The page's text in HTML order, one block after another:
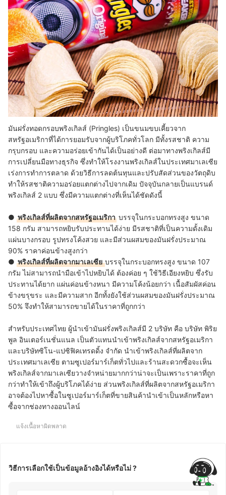
มันฝรั่งทอดกรอบพริงเกิลส์ (Pringles) เป็นขนมขบเคี้ยวจาก
สหรัฐอเมริกาที่ได้การยอมรับจากผู้บริโภคทั่วโลก มีทั้งรสชาติ ความ
กรุบกรอบ และความอร่อยเข้ากันได้เป็นอย่างดี ต่อมาทางพริงเกิลส์มี
การเปลี่ยนมือทางธุรกิจ ซึ่งทำให้โรงงานพริงเกิลส์ในประเทศมาเลเซีย
เร่งการทำการตลาด ด้วยวิธีการลดต้นทุนและปรับสัดส่วนของวัตถุดิบ
ทำให้รสชาติความอร่อยแตกต่างไปจากเดิม ปัจจุบันกลายเป็นแบรนด์
พริงเกิลส์ 2 แบบ ซึ่งมีความแตกต่างที่เห็นได้ชัดดังนี้
● พริงเกิลส์ที่ผลิตจากสหรัฐอเมริกา บรรจุในกระบอกทรงสูง ขนาด
158 กรัม สามารถหยิบรับประทานได้ง่าย มีรสชาติที่เป็นความดั้งเดิม
แผ่นบางกรอบ รูปทรงโค้งสวย และมีส่วนผสมของมันฝรั่งประมาณ
90% ราคาค่อนข้างสูงกว่า
● พริงเกิลส์ที่ผลิตจากมาเลเซียบรรจุในกระบอกทรงสูง ขนาด 107
กรัม ไม่สามารถนำมือเข้าไปหยิบได้ ต้องค่อย ๆ ใช้วิธีเอียงหยิบ ซึ่งรับ
ประทานได้ยาก แผ่นค่อนข้างหนา มีความโค้งน้อยกว่า เนื้อสัมผัสค่อน
ข้างขรุขระ และมีความสาก อีกทั้งยังใช้ส่วนผสมของมันฝรั่งประมาณ
50% จึงทำให้สามารถขายได้ในราคาที่ถูกกว่า
สำหรับประเทศไทย ผู้นำเข้ามันฝรั่งพริงเกิลส์มี 2 บริษัท คือ บริษัท พิริย
พูล อินเตอร์เนชั่นแนล เป็นตัวแทนนำเข้าพริงเกิลส์จากสหรัฐอเมริกา
และบริษัทซิโน-แปซิฟิคเทรดดิ้ง จำกัด นำเข้าพริงเกิลส์ที่ผลิตจาก
ประเทศมาเลเซีย ตามซูเปอร์มาร์เก็ตทั่วไปและร้านสะดวกซื้อจะเห็น
พริงเกิลส์จากมาเลเซียวางจำหน่ายมากกว่าน่าจะเป็นเพราะราคาที่ถูก
กว่าทำให้เข้าถึงผู้บริโภคได้ง่าย ส่วนพริงเกิลส์ที่ผลิตจากสหรัฐอเมริกา
อาจต้องไปหาซื้อในซูเปอร์มาร์เก็ตที่ขายสินค้านำเข้าเป็นหลักหรือหา
ซื้อจากช่องทางออนไลน์
แจ้งเนื้อหาผิดพลาด
วิธีการเลือกใช้เป็นข้อมูลอ้างอิงได้หรือไม่ ?